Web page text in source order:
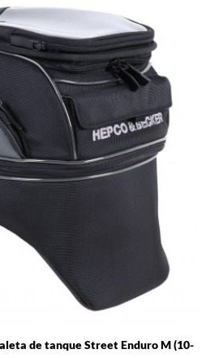
de tanque Street Enduro M (10-